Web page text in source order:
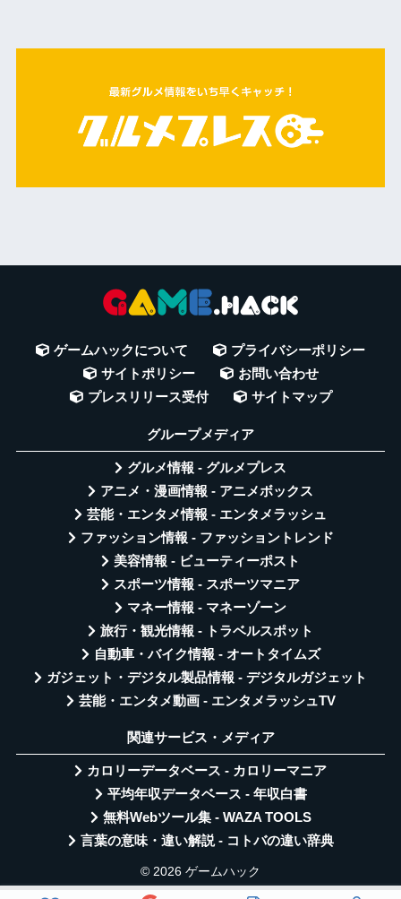
ゲームハックについて
プライバシーポリシー
サイトポリシー
お問い合わせ
プレスリリース受付
サイトマップ
グループメディア
グルメ情報 - グルメプレス
アニメ・漫画情報 - アニメボックス
芸能・エンタメ情報 - エンタメラッシュ
ファッション情報 - ファッショントレンド
美容情報 - ビューティーポスト
スポーツ情報 - スポーツマニア
マネー情報 - マネーゾーン
旅行・観光情報 - トラベルスポット
自動車・バイク情報 - オートタイムズ
ガジェット・デジタル製品情報 - デジタルガジェット
芸能・エンタメ動画 - エンタメラッシュTV
関連サービス・メディア
カロリーデータベース - カロリーマニア
平均年収データベース - 年収白書
無料Webツール集 - WAZA TOOLS
言葉の意味・違い解説 - コトバの違い辞典
© 2026 ゲームハック